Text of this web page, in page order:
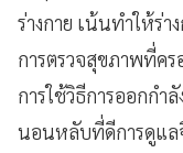
ร่างกาย เน้นทำให้ร่า
การตรวจสุขภาพที่ค
การใช้วิธีการออกกำ
นอนหลับที่ดีการดูแล